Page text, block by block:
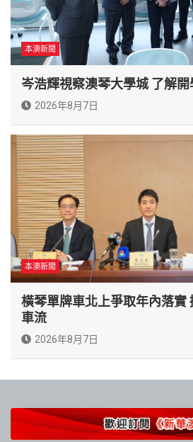
本澳新聞
岑浩輝視察澳琴大學城 了解
2026年8月7日
本澳新聞
橫琴單牌車北上爭取年內落實
車流
2026年8月7日